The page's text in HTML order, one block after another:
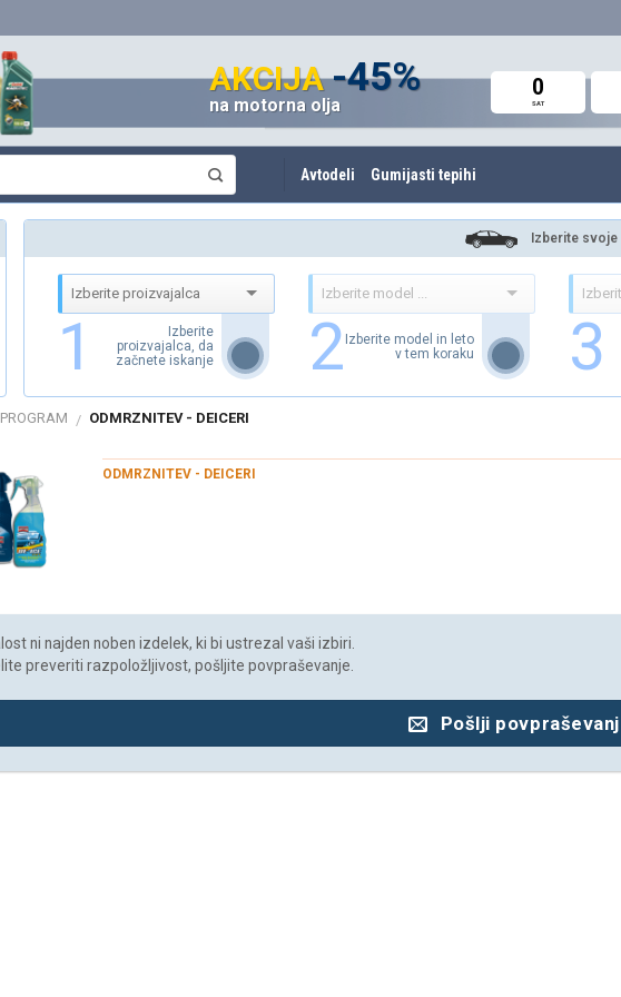
0
SAT
AKCIJAdo -42%
Amortizerji in vzmeti
0
SAT
AKCIJA-45%
na motorna olja
0
SAT
AKCIJAdo 60%
Avto deli in oprema
Avtodeli Gumijasti tepihi
Izberite
1
Izberite
proizvajalca, da
začnete iskanje
2 Izberite model in leto
v tem koraku
3
/ ODMRZNITEV - DEICERI
ODMRZNITEV - DEICERI
ni najden noben izdelek, ki bi ustrezal vaši izbiri.
preveriti razpoložljivost, pošljite povpraševanje.
Pošlji